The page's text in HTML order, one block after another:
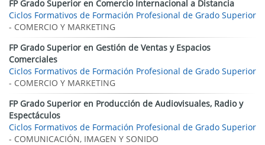
FP Grado Superior en Comercio Internacional a Distancia
Ciclos Formativos de Formación Profesional de Grado Superior
- COMERCIO Y MARKETING
FP Grado Superior en Gestión de Ventas y Espacios
Comerciales
Ciclos Formativos de Formación Profesional de Grado Superior
- COMERCIO Y MARKETING
FP Grado Superior en Producción de Audiovisuales, Radio y
Espectáculos
Ciclos Formativos de Formación Profesional de Grado Superior
- COMUNICACIÓN, IMAGEN Y SONIDO